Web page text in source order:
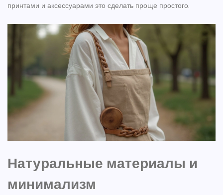
принтами и аксессуарами это сделать проще простого.
Натуральные материалы и
минимализм